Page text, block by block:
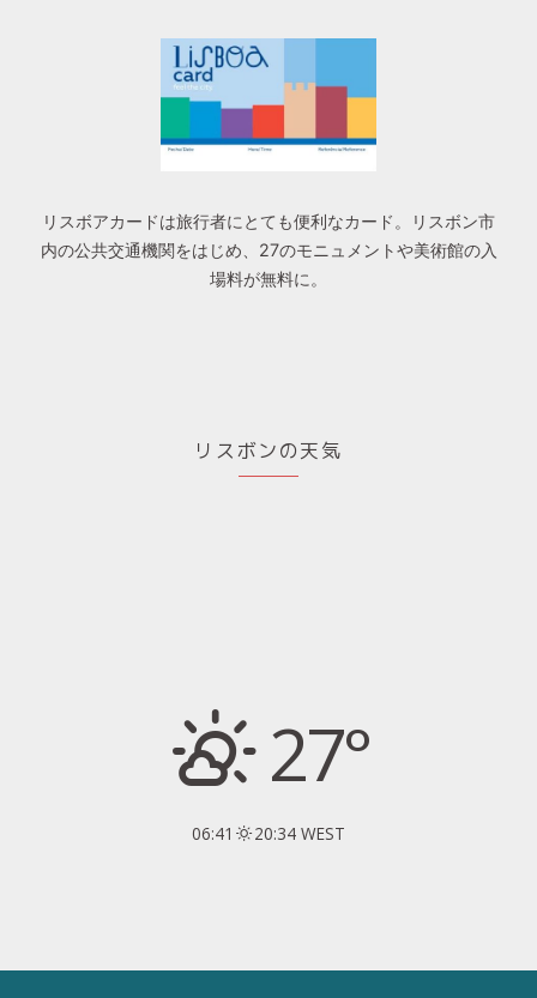
リスボアカードは旅行者にとても便利なカード。リスボン市
内の公共交通機関をはじめ、27のモニュメントや美術館の入
場料が無料に。
リスボンの天気
27°
06:41 20:34 WEST